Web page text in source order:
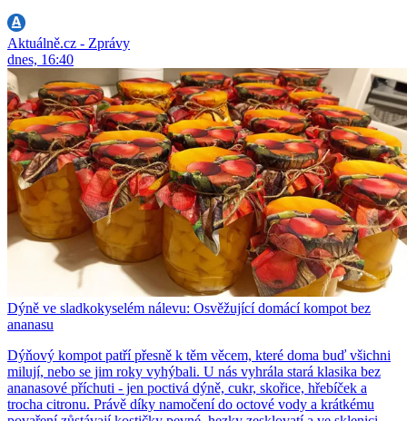
Aktuálně.cz - Zprávy
dnes, 16:40
Dýně ve sladkokyselém nálevu: Osvěžující domácí kompot bez
ananasu
Dýňový kompot patří přesně k těm věcem, které doma buď všichni
milují, nebo se jim roky vyhýbali. U nás vyhrála stará klasika bez
ananasové příchuti - jen poctivá dýně, cukr, skořice, hřebíček a
trocha citronu. Právě díky namočení do octové vody a krátkému